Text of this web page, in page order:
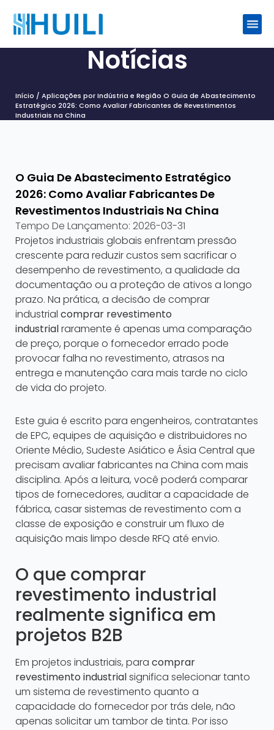
Notícias
Início / Aplicações por Indústria e Região O Guia de Abastecimento
Estratégico 2026: Como Avaliar Fabricantes de Revestimentos
Industriais na China
O Guia De Abastecimento Estratégico
2026: Como Avaliar Fabricantes De
Revestimentos Industriais Na China
Tempo De Lançamento: 2026-03-31
Projetos industriais globais enfrentam pressão
crescente para reduzir custos sem sacrificar o
desempenho de revestimento, a qualidade da
documentação ou a proteção de ativos a longo
prazo. Na prática, a decisão de comprar
industrial comprar revestimento
industrialraramente é apenas uma comparação
de preço, porque o fornecedor errado pode
provocar falha no revestimento, atrasos na
entrega e manutenção cara mais tarde no ciclo
de vida do projeto.
Este guia é escrito para engenheiros, contratantes
de EPC, equipes de aquisição e distribuidores no
Oriente Médio, Sudeste Asiático e Ásia Central que
precisam avaliar fabricantes na China com mais
disciplina. Após a leitura, você poderá comparar
tipos de fornecedores, auditar a capacidade de
fábrica, casar sistemas de revestimento com a
classe de exposição e construir um fluxo de
aquisição mais limpo desde RFQ até envio.
O que comprar
revestimento industrial
realmente significa em
projetos B2B
Em projetos industriais, para comprar
revestimento industrialsignifica selecionar tanto
um sistema de revestimento quanto a
capacidade do fornecedor por trás dele, não
apenas solicitar um tambor de tinta. Por isso